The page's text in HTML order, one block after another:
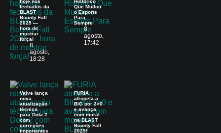
hoje nos
fechados da
BLAST
Bounty Fall
2025 —
hora de
mostrar
força!
8
agosto,
18:28
Histórico
Que Mudou
o Esports
Para
Sempre
8
agosto,
17:42
Valve lança
nova
atualização
técnica
para Dota 2
com
correções
importantes
FURIA
atropela a
BIG por 2×0
e avança
com moral
na BLAST
Bounty Fall
2025!